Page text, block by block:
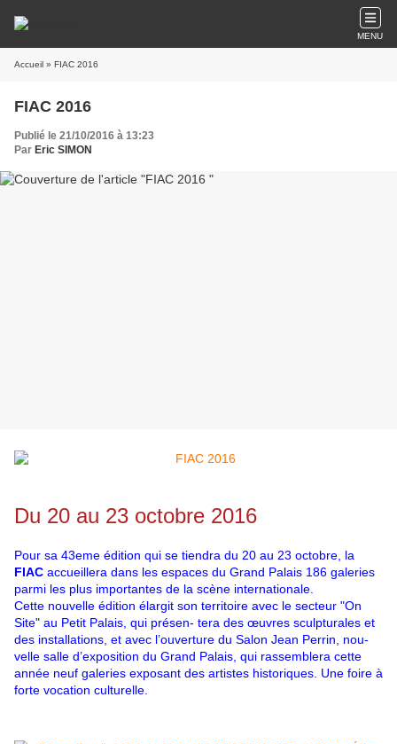
MENU
Accueil » FIAC 2016
FIAC 2016
Publié le 21/10/2016 à 13:23
Par Eric SIMON
Du 20 au 23 octobre 2016
Pour sa 43eme édition qui se tiendra du 20 au 23 octobre, la
FIAC accueillera dans les espaces du Grand Palais 186 galeries
parmi les plus importantes de la scène internationale.
Cette nouvelle édition élargit son territoire avec le secteur "On
Site" au Petit Palais, qui présen- tera des œuvres sculpturales et
des installations, et avec l’ouverture du Salon Jean Perrin, nou-
velle salle d’exposition du Grand Palais, qui rassemblera cette
année neuf galeries exposant des artistes historiques. Une foire à
forte vocation culturelle.